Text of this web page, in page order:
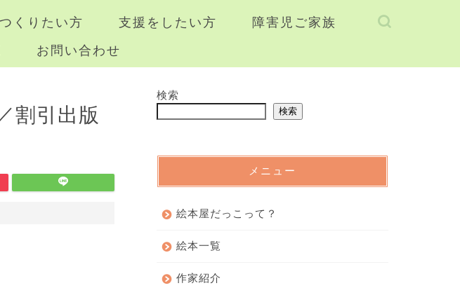
くりたい方 支援をしたい方
障害児ご家族
お問い合わせ
割引出版
検索
検索
メニュー
絵本屋だっこって？
絵本一覧
作家紹介